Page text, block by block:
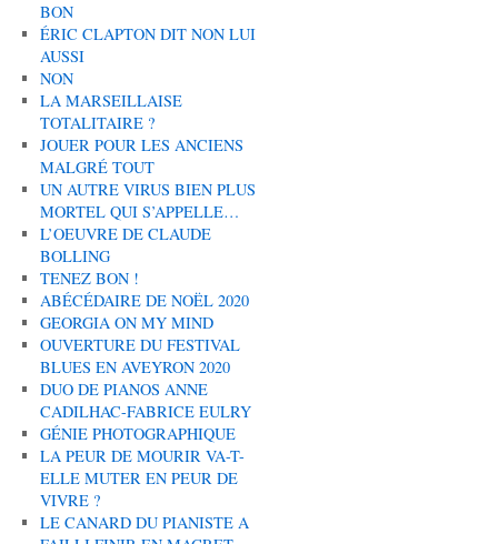
BON
ÉRIC CLAPTON DIT NON LUI
AUSSI
NON
LA MARSEILLAISE
TOTALITAIRE ?
JOUER POUR LES ANCIENS
MALGRÉ TOUT
UN AUTRE VIRUS BIEN PLUS
MORTEL QUI S’APPELLE…
L’OEUVRE DE CLAUDE
BOLLING
TENEZ BON !
ABÉCÉDAIRE DE NOËL 2020
GEORGIA ON MY MIND
OUVERTURE DU FESTIVAL
BLUES EN AVEYRON 2020
DUO DE PIANOS ANNE
CADILHAC-FABRICE EULRY
GÉNIE PHOTOGRAPHIQUE
LA PEUR DE MOURIR VA-T-
ELLE MUTER EN PEUR DE
VIVRE ?
LE CANARD DU PIANISTE A